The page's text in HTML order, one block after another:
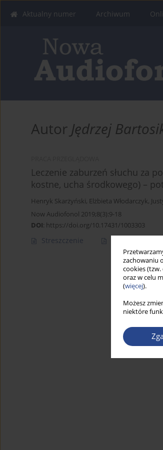
zachowaniu
cookies (tzw.
oraz w celu
(więcej).
Możesz
niektóre
Aktualny numer Archiwum
Autor Jędrzej
Leczenie zaburzeń słuchu za
kostne, ucha środkowego) –
Henryk Skarżyński, Elżbieta Włodarczyk,
Now Audiofonol 2019;8(3):9-18
DOI: https://doi.org/10.17431/1003303
Streszczenie